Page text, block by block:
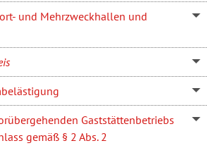
und Mehrzweckhallen und
Gaststättenbetriebs
gemäß § 2 Abs. 2